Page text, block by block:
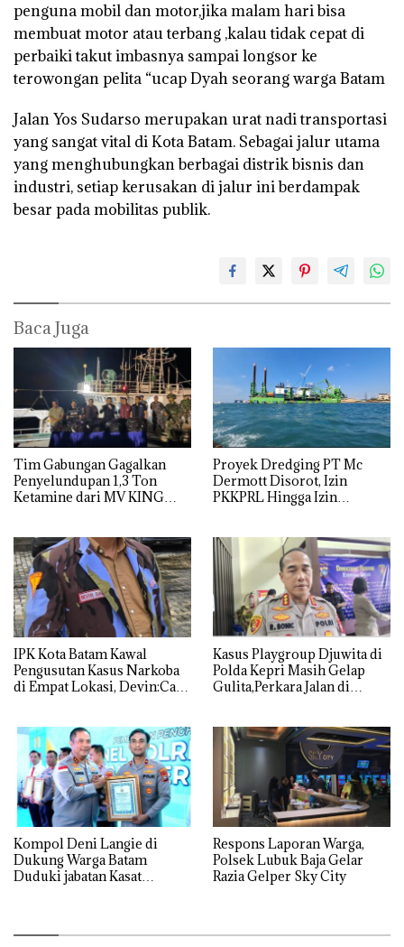
penguna mobil dan motor,jika malam hari bisa
membuat motor atau terbang ,kalau tidak cepat di
perbaiki takut imbasnya sampai longsor ke
terowongan pelita “ucap Dyah seorang warga Batam
Jalan Yos Sudarso merupakan urat nadi transportasi
yang sangat vital di Kota Batam. Sebagai jalur utama
yang menghubungkan berbagai distrik bisnis dan
industri, setiap kerusakan di jalur ini berdampak
besar pada mobilitas publik.
Baca Juga
Tim Gabungan Gagalkan
Penyelundupan 1,3 Ton
Ketamine dari MV KING
Proyek Dredging PT Mc
Dermott Disorot, Izin
PKKPRL Hingga Izin
IPK Kota Batam Kawal
Pengusutan Kasus Narkoba
di Empat Lokasi, Devin:Cari
Kasus Playgroup Djuwita di
Polda Kepri Masih Gelap
Gulita,Perkara Jalan di
Kompol Deni Langie di
Dukung Warga Batam
Duduki jabatan Kasat
Respons Laporan Warga,
Polsek Lubuk Baja Gelar
Razia Gelper Sky City